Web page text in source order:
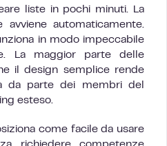
liste in pochi minuti. La
automaticamente.
in modo impeccabile
La maggior parte delle
il design semplice rende
da parte dei membri del
esteso.
come facile da usare